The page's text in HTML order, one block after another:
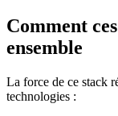
Comment
ensemble
La force de ce stack
technologies :